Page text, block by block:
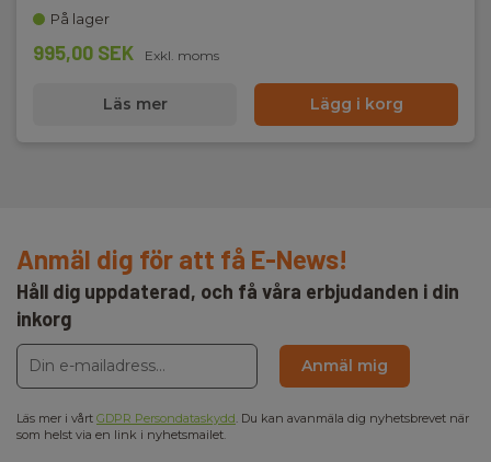
På lager
995,00 SEK Exkl. moms
Läs mer Lägg i korg
Anmäl dig för att få E-News!
Håll dig uppdaterad, och få våra erbjudanden i din
inkorg
Anmäl mig
Läs mer i vårt GDPR Persondataskydd. Du kan avanmäla dig nyhetsbrevet när
som helst via en link i nyhetsmailet.